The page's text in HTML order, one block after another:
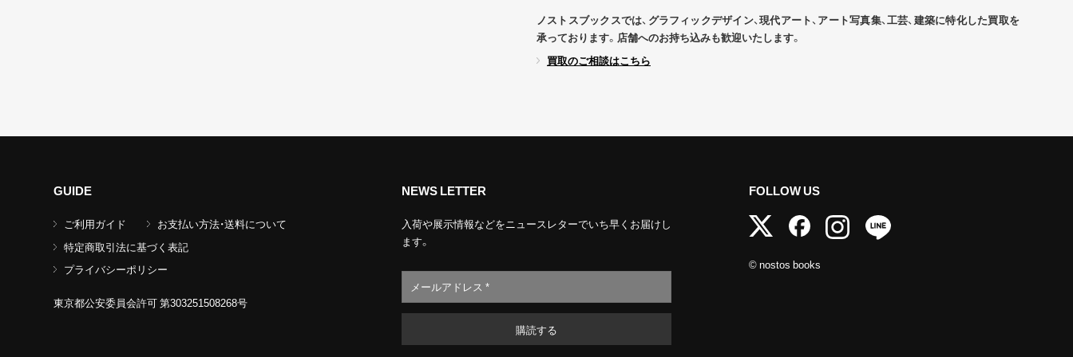
ノストスブックスでは、グラフィックデザイン、現代アート、アート写真集、工芸、建築に特化した買取を
承っております。店舗へのお持ち込みも歓迎いたします。
買取のご相談はこちら
GUIDE
ご利用ガイド
お支払い方法・送料について
特定商取引法に基づく表記
プライバシーポリシー
東京都公安委員会許可 第303251508268号
NEWS LETTER
入荷や展示情報などをニュースレターでいち早くお届けし
ます。
FOLLOW US
© nostos books